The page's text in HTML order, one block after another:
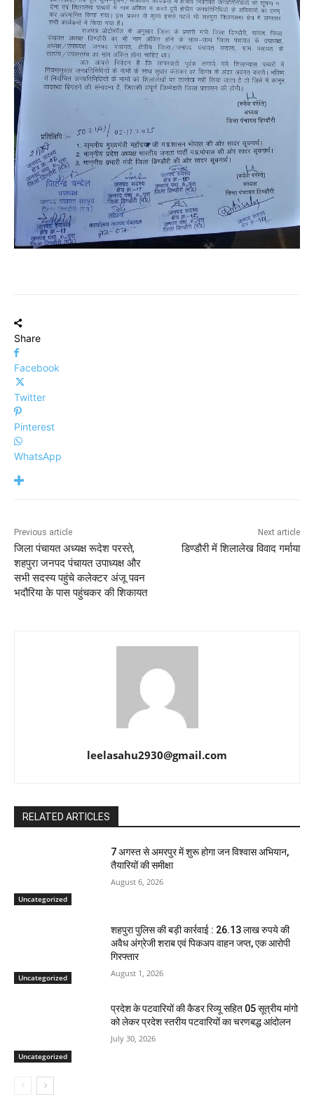
Share
Facebook
Twitter
Pinterest
WhatsApp
Previous article
जिला पंचायत अध्यक्ष रूदेश परस्ते,
शहपुरा जनपद पंचायत उपाध्यक्ष और
सभी सदस्य पहुंचे कलेक्टर अंजू पवन
भदौरिया के पास पहुंचकर की शिकायत
Next article
डिण्डौरी में शिलालेख विवाद गर्माया
leelasahu2930@gmail.com
RELATED ARTICLES
Uncategorized
7 अगस्त से अमरपुर में शुरू होगा जन विश्वास अभियान,
तैयारियों की समीक्षा
August 6, 2026
Uncategorized
शहपुरा पुलिस की बड़ी कार्रवाई : 26.13 लाख रुपये की
अवैध अंग्रेजी शराब एवं पिकअप वाहन जप्त, एक आरोपी
गिरफ्तार
August 1, 2026
Uncategorized
प्रदेश के पटवारियों की कैडर रिव्यू सहित 05 सूत्रीय मांगो
को लेकर प्रदेश स्तरीय पटवारियों का चरणबद्ध आंदोलन
July 30, 2026